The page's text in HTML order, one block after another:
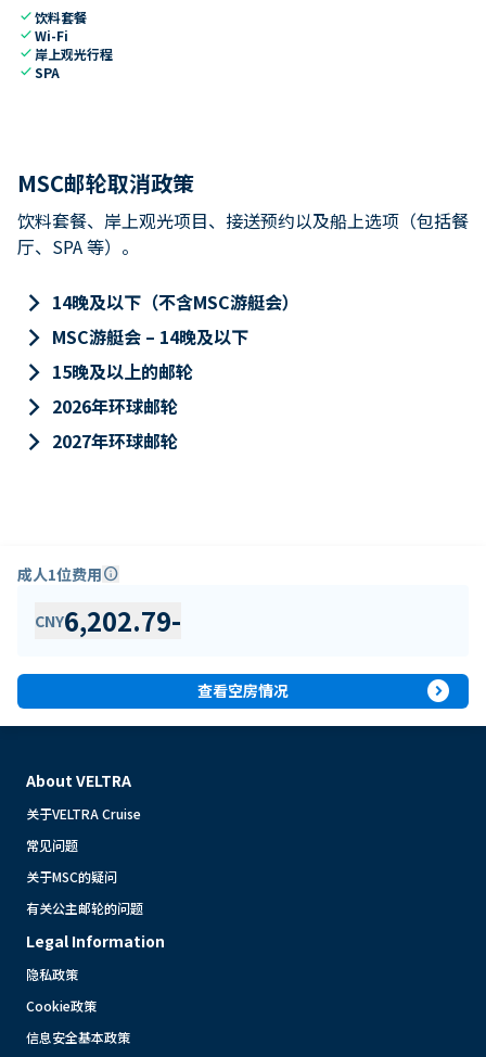
check饮料套餐
checkWi-Fi
check 岸上观光行程
checkSPA
MSC邮轮取消政策
饮料套餐、岸上观光项目、接送预约以及船上选项（包括餐
厅、SPA 等）。
keyboard_arrow_right 14晚及以下（不含MSC游艇会）
keyboard_arrow_right MSC游艇会 – 14晚及以下
keyboard_arrow_right 15晚及以上的邮轮
keyboard_arrow_right 2026年环球邮轮
keyboard_arrow_right 2027年环球邮轮
成人1位费用info
CNY6,202.79-
查看空房情况 expand_circle_right
About VELTRA
关于VELTRA Cruise
常见问题
关于MSC的疑问
有关公主邮轮的问题
Legal Information
隐私政策
Cookie政策
信息安全基本政策